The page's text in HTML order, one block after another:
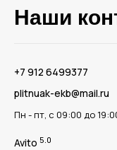
Наши
‪+7 912 6499377‬
plitnuak-ekb@mail.ru
Пн - пт, с 09:00 до
Avito 5.0